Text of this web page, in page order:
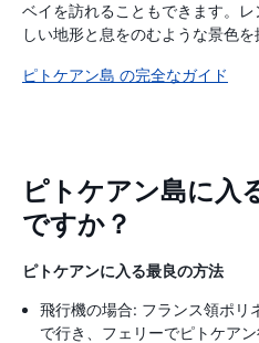
ベイを訪れることもできます。
しい地形と息をのむような景色を
ピトケアン島 の完全なガイド
ピトケアン島に入
ですか？
ピトケアンに入る最良の方法
飛行機の場合: フランス領ポリ
で行き、フェリーでピトケアン